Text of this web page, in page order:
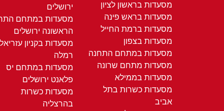
מסעדות בראשון לציון
מסעדות בראש פינה
מסעדות ברמת החייל
מסעדות בצפון
מסעדות במתחם התחנה
מסעדות מתחם שרונה
מסעדות בממילא
מסעדות כשרות בתל
אביב
ירושלים
מסעדות במתחם
הראשונה ירושלים
מסעדות בקניון
רמלה
מסעדות במתחם יס
פלאנט ירושלים
מסעדות כשרות
בהרצליה